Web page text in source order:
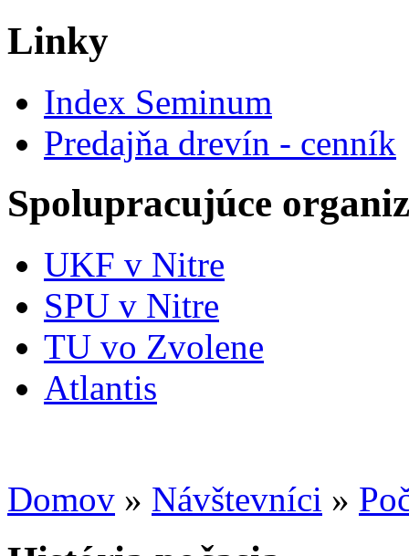
Linky
Index Seminum
Predajňa drevín - cenník
Spolupracujúce
UKF v Nitre
SPU v Nitre
TU vo Zvolene
Atlantis
Domov » Návštevníci »